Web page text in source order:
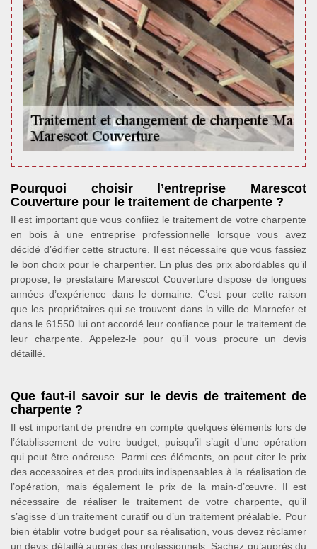
Pourquoi choisir l’entreprise Marescot
Couverture pour le traitement de charpente ?
Il est important que vous confiiez le traitement de votre charpente
en bois à une entreprise professionnelle lorsque vous avez
décidé d’édifier cette structure. Il est nécessaire que vous fassiez
le bon choix pour le charpentier. En plus des prix abordables qu’il
propose, le prestataire Marescot Couverture dispose de longues
années d’expérience dans le domaine. C’est pour cette raison
que les propriétaires qui se trouvent dans la ville de Marnefer et
dans le 61550 lui ont accordé leur confiance pour le traitement de
leur charpente. Appelez-le pour qu’il vous procure un devis
détaillé.
Que faut-il savoir sur le devis de traitement de
charpente ?
Il est important de prendre en compte quelques éléments lors de
l’établissement de votre budget, puisqu’il s’agit d’une opération
qui peut être onéreuse. Parmi ces éléments, on peut citer le prix
des accessoires et des produits indispensables à la réalisation de
l’opération, mais également le prix de la main-d’œuvre. Il est
nécessaire de réaliser le traitement de votre charpente, qu’il
s’agisse d’un traitement curatif ou d’un traitement préalable. Pour
bien établir votre budget pour sa réalisation, vous devez réclamer
un devis détaillé auprès des professionnels. Sachez qu’auprès du